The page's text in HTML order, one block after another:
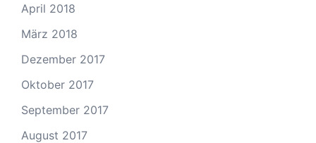
April 2018
März 2018
Dezember 2017
Oktober 2017
September 2017
August 2017